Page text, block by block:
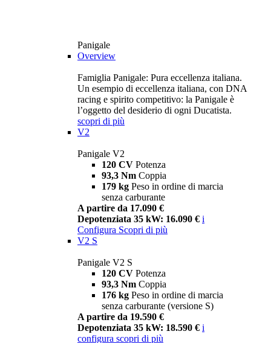
Panigale
Overview
Famiglia Panigale: Pura eccellenza italiana.
Un esempio di eccellenza italiana, con DNA
racing e spirito competitivo: la Panigale è
l’oggetto del desiderio di ogni Ducatista.
scopri di più
V2
Panigale V2
120 CV Potenza
93,3 Nm Coppia
179 kg Peso in ordine di marcia
senza carburante
A partire da 17.090 €
Depotenziata 35 kW: 16.090 € i
Configura Scopri di più
V2 S
Panigale V2 S
120 CV Potenza
93,3 Nm Coppia
176 kg Peso in ordine di marcia
senza carburante (versione S)
A partire da 19.590 €
Depotenziata 35 kW: 18.590 € i
configura scopri di più